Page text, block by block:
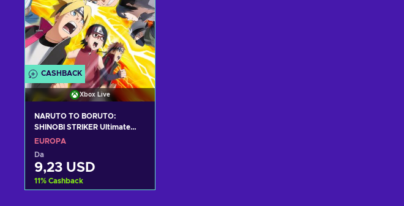
CASHBACK
Xbox Live
NARUTO TO BORUTO:
SHINOBI STRIKER Ultimate
Edition XBOX LIVE Key
EUROPA
Da
9,23 USD
11% Cashback